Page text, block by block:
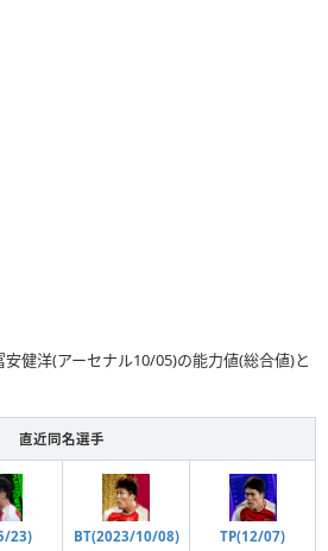
健洋(アーセナル10/05)の能力値(総合値)と
直近同名選手
23) BT(2023/10/08) TP(12/07)